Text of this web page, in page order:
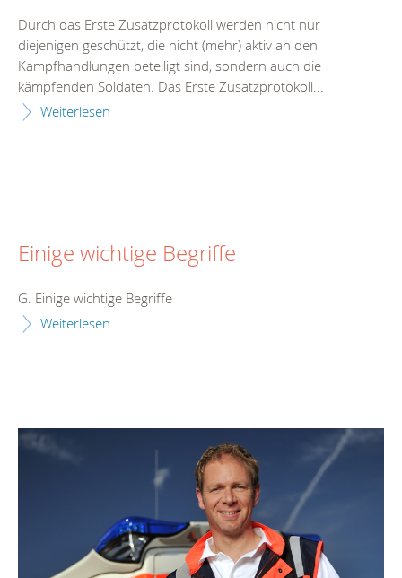
Durch das Erste Zusatzprotokoll werden nicht nur
diejenigen geschützt, die nicht (mehr) aktiv an den
Kampfhandlungen beteiligt sind, sondern auch die
kämpfenden Soldaten. Das Erste Zusatzprotokoll...
Weiterlesen
Einige wichtige Begriffe
G. Einige wichtige Begriffe
Weiterlesen